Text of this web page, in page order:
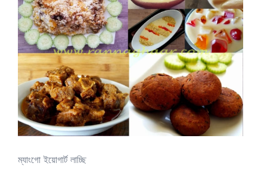
ম্যাংগো ইয়োগার্ট লাচ্ছি